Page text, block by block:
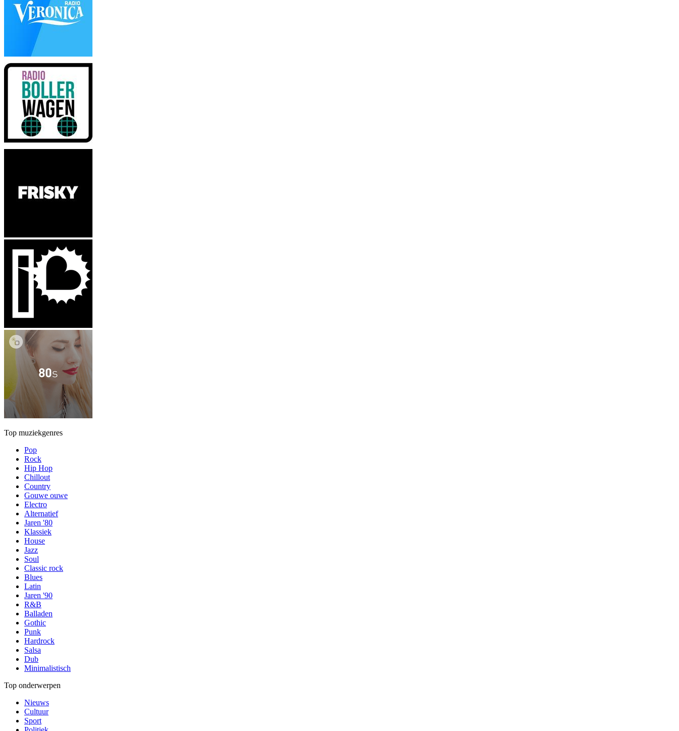
Top muziekgenres
Pop
Rock
Hip Hop
Chillout
Country
Gouwe ouwe
Electro
Alternatief
Jaren '80
Klassiek
House
Jazz
Soul
Classic rock
Blues
Latin
Jaren '90
R&B
Balladen
Gothic
Punk
Hardrock
Salsa
Dub
Minimalistisch
Top onderwerpen
Nieuws
Cultuur
Sport